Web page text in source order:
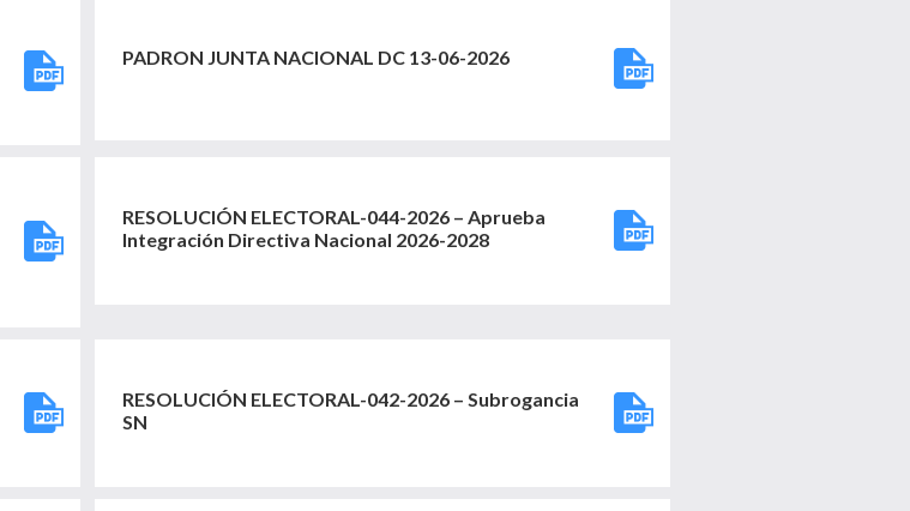
PADRON JUNTA NACIONAL DC 13-06-2026
RESOLUCIÓN ELECTORAL-044-2026 – Aprueba
Integración Directiva Nacional 2026-2028
RESOLUCIÓN ELECTORAL-042-2026 – Subrogancia
SN